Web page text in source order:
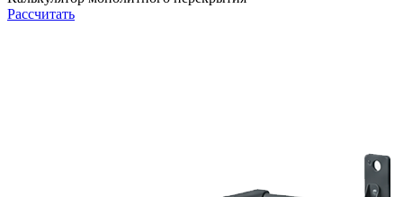
Рассчитать